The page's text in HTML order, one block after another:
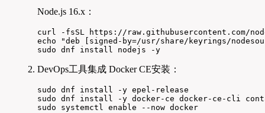
Node.js 16.x：
curl -fsSL https://raw.githubusercontent.com/
echo "deb [signed-by=/usr/share/keyrings/
sudo dnf install nodejs -y
DevOps工具集成 Docker CE安装：
sudo dnf install -y epel-release
sudo dnf install -y docker-ce docker-ce-cli
sudo systemctl enable --now docker